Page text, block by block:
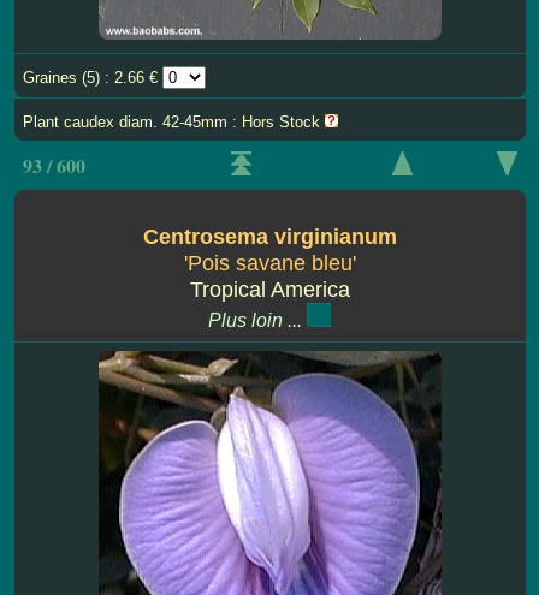
Graines (5) : 2.66 €
Plant caudex diam. 42-45mm : Hors Stock
93 / 600
Centrosema virginianum
'Pois savane bleu'
Tropical America
Plus loin ...